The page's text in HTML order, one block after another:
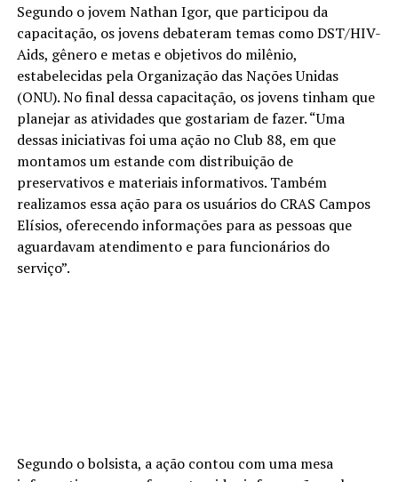
Segundo o jovem Nathan Igor, que participou da
capacitação, os jovens debateram temas como DST/HIV-
Aids, gênero e metas e objetivos do milênio,
estabelecidas pela Organização das Nações Unidas
(ONU). No final dessa capacitação, os jovens tinham que
planejar as atividades que gostariam de fazer. “Uma
dessas iniciativas foi uma ação no Club 88, em que
montamos um estande com distribuição de
preservativos e materiais informativos. Também
realizamos essa ação para os usuários do CRAS Campos
Elísios, oferecendo informações para as pessoas que
aguardavam atendimento e para funcionários do
serviço”.
Segundo o bolsista, a ação contou com uma mesa